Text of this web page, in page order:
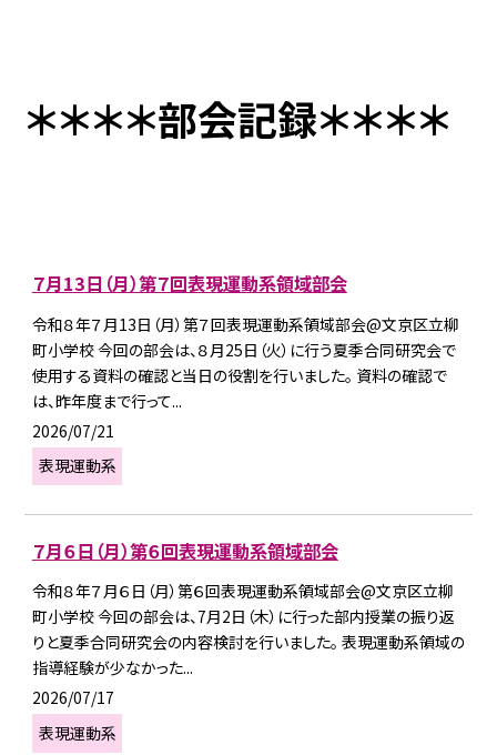
＊＊＊＊部会記録＊＊＊＊
７月13日（月）第７回表現運動系領域部会
令和８年７月13日（月）第７回表現運動系領域部会@文京区立柳
町小学校 今回の部会は、８月25日（火）に行う夏季合同研究会で
使用する資料の確認と当日の役割を行いました。 資料の確認で
は、昨年度まで行って...
2026/07/21
表現運動系
７月６日（月）第６回表現運動系領域部会
令和８年７月６日（月）第６回表現運動系領域部会@文京区立柳
町小学校 今回の部会は、7月2日（木）に行った部内授業の振り返
りと夏季合同研究会の内容検討を行いました。 表現運動系領域の
指導経験が少なかった...
2026/07/17
表現運動系